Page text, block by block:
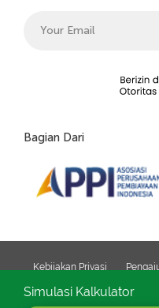
Simulasi Kalkulator
Bagian Dari
Copyright © 2026. PT
Kebijakan Privasi